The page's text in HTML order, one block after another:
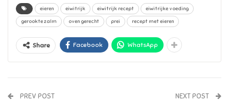
eieren eiwitrijk eiwitrijk recept
eiwitrijke voeding
gerookte zalm
oven gerecht prei recept met eieren
Share Facebook WhatsApp
PREV POST NEXT POST